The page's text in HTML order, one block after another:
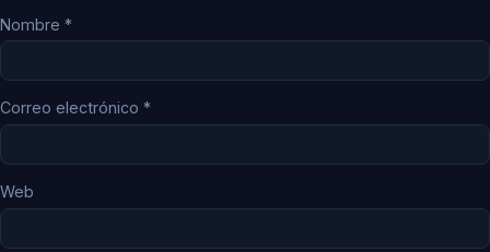
Nombre *
Correo electrónico *
Web